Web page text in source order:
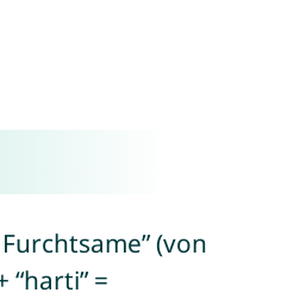
(von
“harti” =